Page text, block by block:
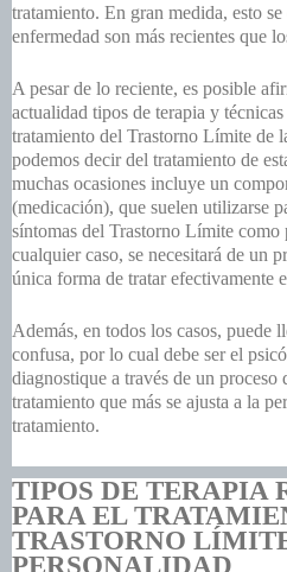
tratamiento. En gran medida, esto
enfermedad son más recientes que
A pesar de lo reciente, es posible
actualidad tipos de terapia y
tratamiento del Trastorno Límite de
podemos decir del tratamiento de
muchas ocasiones incluye un
(medicación), que suelen utilizarse
síntomas del Trastorno Límite como
cualquier caso, se necesitará de un
única forma de tratar efectivamente
Además, en todos los casos, puede
confusa, por lo cual debe ser el
diagnostique a través de un
tratamiento que más se ajusta a la
tratamiento.
TIPOS DE TERAPIA
PARA EL
TRASTORNO
PERSONALIDAD